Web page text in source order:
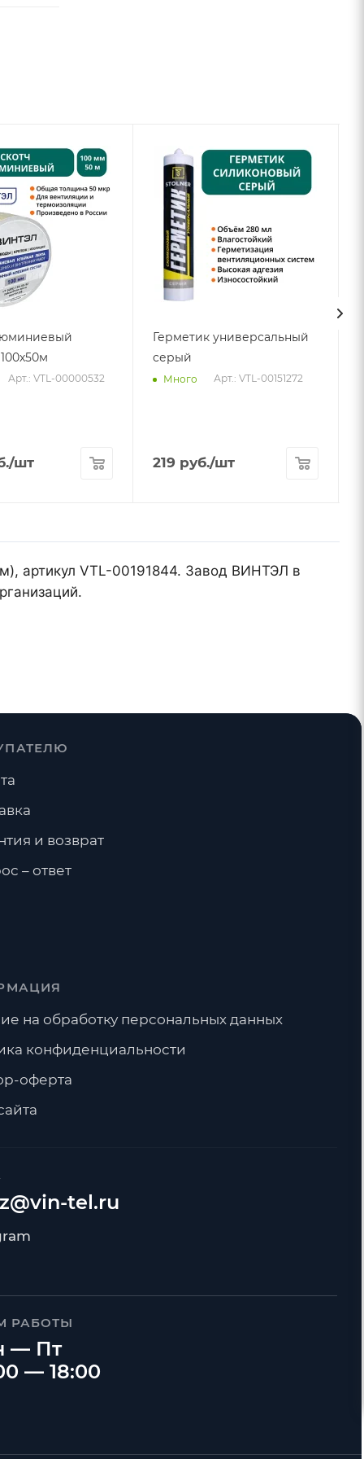
Арт.: VTL-00000532
/шт
Герметик универсальный
серый
Много Арт.: VTL-00151272
219 руб./шт
артикул VTL-00191844. Завод ВИНТЭЛ в
tel.ru
РАБОТЫ
— Пт
— 18:00
и возврат
– ответ
на обработку персональных данных
конфиденциальности
оферта